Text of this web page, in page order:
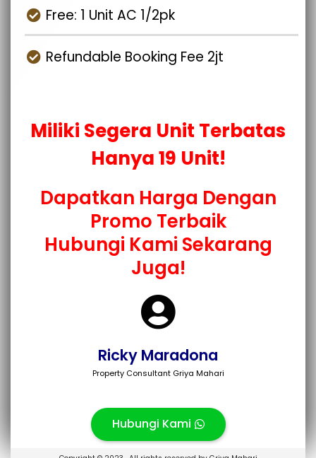
Free: 1 Unit AC 1/2pk
Refundable Booking Fee 2jt
Miliki Segera Unit Terbatas
Hanya 19 Unit!
Dapatkan Harga Dengan
Promo Terbaik
Hubungi Kami Sekarang
Juga!
Ricky Maradona
Property Consultant Griya Mahari
Hubungi Kami